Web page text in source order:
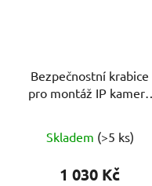
Bezpečnostní krabice
pro montáž IP kamery
Skladem (>5 ks)
1 030 Kč